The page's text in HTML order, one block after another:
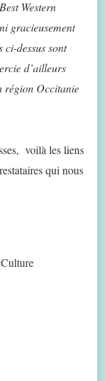
Western
gracieusement
ci-dessus sont
d’ailleurs
région Occitanie
voilà les liens
qui nous